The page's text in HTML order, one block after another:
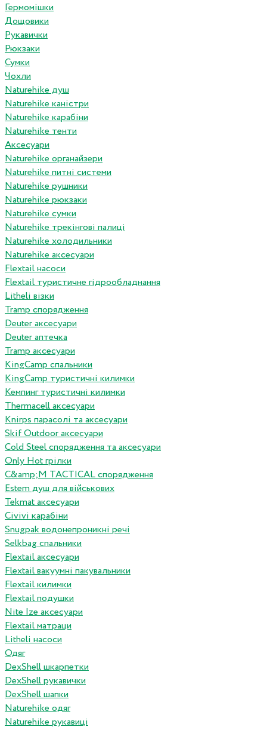
Гермомішки
Дощовики
Рукавички
Рюкзаки
Сумки
Чохли
Naturehike душ
Naturehike каністри
Naturehike карабіни
Naturehike тенти
Аксесуари
Naturehike органайзери
Naturehike питні системи
Naturehike рушники
Naturehike рюкзаки
Naturehike сумки
Naturehike трекінгові палиці
Naturehike холодильники
Naturehike аксесуари
Flextail насоси
Flextail туристичне гідрообладнання
Litheli візки
Tramp спорядження
Deuter аксесуари
Deuter аптечка
Tramp аксесуари
KingCamp спальники
KingCamp туристичні килимки
Кемпинг туристичні килимки
Thermacell аксесуари
Knirps парасолі та аксесуари
Skif Outdoor аксесуари
Cold Steel спорядження та аксесуари
Only Hot грілки
C&amp;M TACTICAL спорядження
Estem душ для військових
Tekmat аксесуари
Сivivi карабіни
Snugpak водонепроникні речі
Selkbag спальники
Flextail аксесуари
Flextail вакуумні пакувальники
Flextail килимки
Flextail подушки
Nite Ize аксесуари
Flextail матраци
Litheli насоси
Одяг
DexShell шкарпетки
DexShell рукавички
DexShell шапки
Naturehike одяг
Naturehike рукавиці